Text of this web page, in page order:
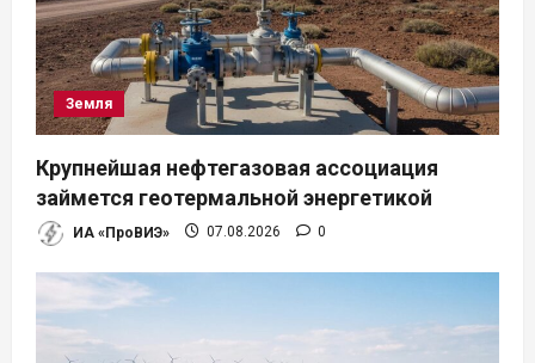
Земля
Крупнейшая нефтегазовая ассоциация
займется геотермальной энергетикой
ИА «ПроВИЭ» 07.08.2026 0